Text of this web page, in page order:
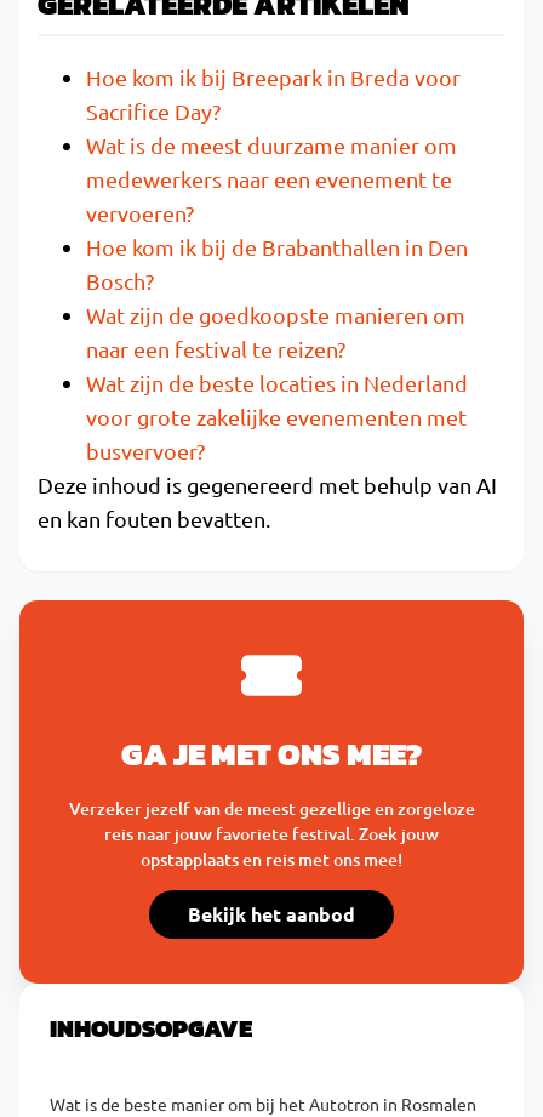
GA JE MET ONS MEE?
Verzeker jezelf van de meest gezellige en zorgeloze
reis naar jouw favoriete festival. Zoek jouw
opstapplaats en reis met ons mee!
Bekijk het aanbod
INHOUDSOPGAVE
Wat is de beste manier om bij het Autotron in Rosmalen
Hoe kom ik bij Breepark in Breda voor
Sacrifice Day?
Wat is de meest duurzame manier om
medewerkers naar een evenement te
vervoeren?
Hoe kom ik bij de Brabanthallen in Den
Bosch?
Wat zijn de goedkoopste manieren om
naar een festival te reizen?
Wat zijn de beste locaties in Nederland
voor grote zakelijke evenementen met
busvervoer?
Deze inhoud is gegenereerd met behulp van AI
en kan fouten bevatten.